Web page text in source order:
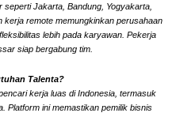
Jakarta, Bandung, Yogyakarta,
kerja remote memungkinkan perusahaan
lebih pada karyawan. Pekerja
siap bergabung tim.
Talenta?
kerja luas di Indonesia, termasuk
Platform ini memastikan pemilik bisnis